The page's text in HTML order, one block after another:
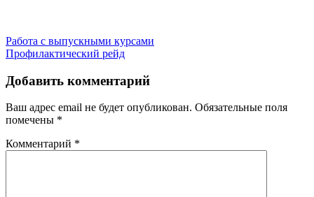
Навигация
по
записям
Работа с выпускными курсами
Профилактический рейд
Добавить комментарий
Ваш адрес email не будет опубликован. Обязательные поля
помечены *
Комментарий *